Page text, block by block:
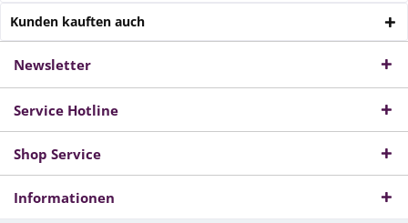
Kunden kauften auch
Newsletter
Service Hotline
Shop Service
Informationen